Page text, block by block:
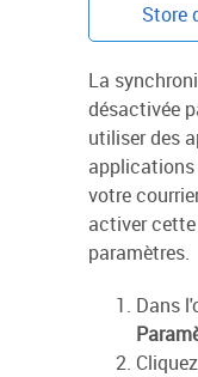
Store
La
désactivée
utiliser des
votre
activer
paramètres.
Dans
Cliquez